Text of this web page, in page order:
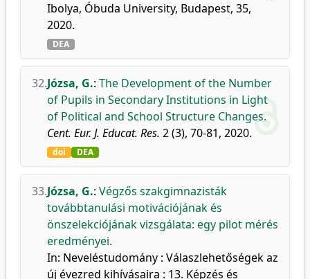
Ibolya, Óbuda University, Budapest, 35,
2020.
DEA
32.Józsa, G.: The Development of the Number
of Pupils in Secondary Institutions in Light
of Political and School Structure Changes.
Cent. Eur. J. Educat. Res. 2 (3), 70-81, 2020.
doi DEA
33.Józsa, G.: Végzős szakgimnazisták
továbbtanulási motivációjának és
önszelekciójának vizsgálata: egy pilot mérés
eredményei.
In: Neveléstudomány : Válaszlehetőségek az
új évezred kihívásaira : 13. Képzés és